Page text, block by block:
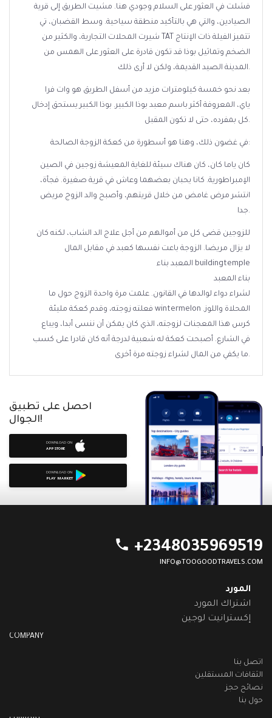
فشلت في العثور على السلام وجودي هنا. مشيت الطريق إلى قرية
الصيادين، والتي هي بالتأكيد منطقة سياحية. وسط القضبان، تي
شيرت المحلات التجارية، والكثير من TAT تتميز الفيلة ذات الإنتاج
الضخم وتماثيل بوذا قد تكون قادرة على العثور على الهمس من
المدينة الصيد القديمة، ولكن لا أرى ذلك.
بعد نحو خمسة كيلومترات مزيد من أسفل الطريق هو وات فرا
ياي، المعروفة أكثر باسم معبد بوذا الكبير. بوذا الكبير يستحق إدخال
كل بمفرده، حتى لا تكون المقبل.
في غضون ذلك، وهنا هو أسطورة من كعكة الزوجة الصالحة:
كان ياما كان، كان هناك سيئة للغاية المعيشة زوجين في الصين
الإمبراطورية. كانا يحبان بعضهما وعاش في قرية صغيرة. فجأة،
انتشر مرض غامض من خلال قريتهم، وأصبح والد الزوج مريض
جدا.
للزوجين قضى كل من أموالهم من أجل علاج الد الشاب، لكنه كان
لا يزال مريضا. الزوجة باعت نفسها كعبد في مقابل المال
المعبد بناء buildingtemple
بناء المعبد
لشراء دواء لوالدها في القانون. علمت مرة واحدة الزوج حول ما
فعلته زوجته، وقدم كعكة مليئة wintermelon المحلاة واللوز.
كرس هذا المعجنات لزوجته، الذي كان يمكن أن ننسى أبدا، ويباع
في الشارع. أصبحت كعكة له شعبية لدرجة أنه كان قادرا على كسب
ما يكفي من المال لشراء زوجته مرة أخرى.
احصل على تطبيق
الجوال!
DOWNLOAD ON
APP STORE
DOWNLOAD ON
PLAY MARKET
phone +2348035969519
INFO@TOOGOODTRAVELS.COM
المورد
اشتراك المورد
إكسترانيت لوجين
COMPANY
اتصل بنا
الثقافات المستقلين
نصائح حجز
حول بنا